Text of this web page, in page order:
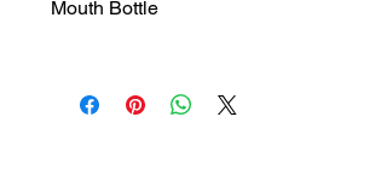
Mouth Bottle